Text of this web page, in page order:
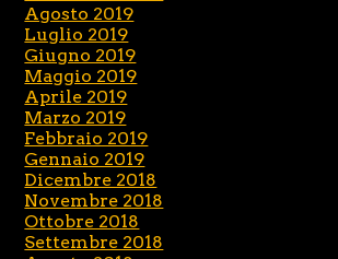
Agosto 2019
Luglio 2019
Giugno 2019
Maggio 2019
Aprile 2019
Marzo 2019
Febbraio 2019
Gennaio 2019
Dicembre 2018
Novembre 2018
Ottobre 2018
Settembre 2018